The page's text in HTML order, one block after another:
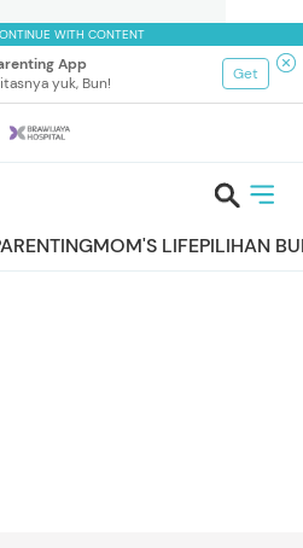
WITH CONTENT
App
yuk, Bun!
Get
MOM'S LIFEPILIHAN